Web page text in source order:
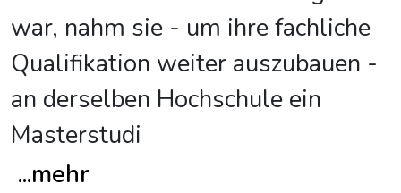
war, nahm sie - um ihre fachliche
Qualifikation weiter auszubauen -
an derselben Hochschule ein
Masterstudi
...mehr